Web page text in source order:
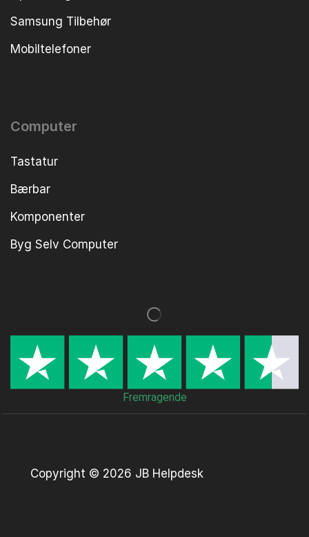
Samsung Tilbehør
Mobiltelefoner
Computer
Tastatur
Bærbar
Komponenter
Byg Selv Computer
Fremragende
Copyright © 2026 JB Helpdesk